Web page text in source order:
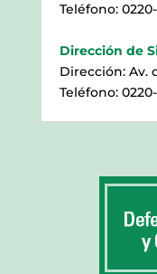
Teléfono:
Dirección de
Dirección: Av.
Teléfono: